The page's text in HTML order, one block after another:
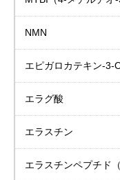
NMN
エピガロカテキン-3-
エラグ酸
エラスチン
エラスチンペプチド